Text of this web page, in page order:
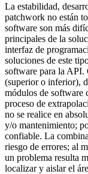
La estabilidad,
patchwork no están
software son más
principales de la
interfaz de
soluciones de este
software para la API.
(superior o inferior),
módulos de software
proceso de
no se realice en
y/o mantenimiento;
confiable. La
riesgo de errores; al
un problema resulta
localizar y aislar el